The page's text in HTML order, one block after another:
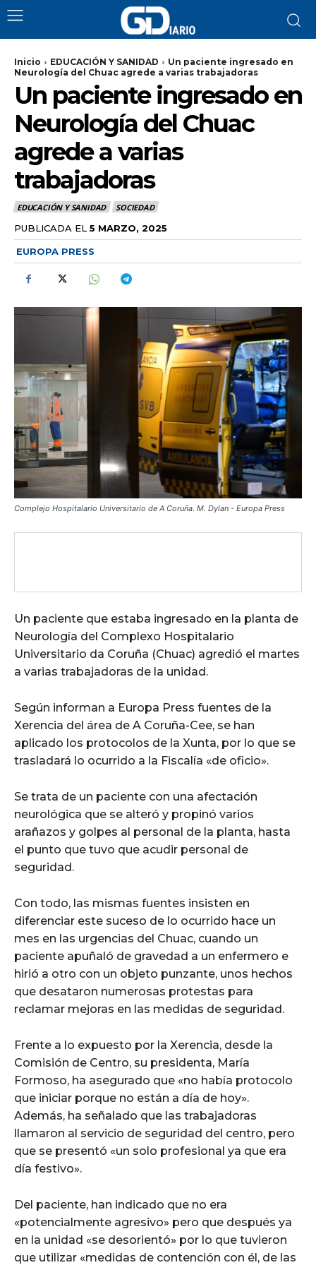
Inicio EDUCACIÓN Y SANIDAD
Un paciente ingresado en
Neurología del Chuac agrede a varias trabajadoras
Un paciente ingresado en
Neurología del Chuac
agrede a varias
trabajadoras
EDUCACIÓN Y SANIDAD SOCIEDAD
PUBLICADA EL 5 MARZO, 2025
EUROPA PRESS
Complejo Hospitalario Universitario de A Coruña. M. Dylan - Europa Press
Un paciente que estaba ingresado en la planta de
Neurología del Complexo Hospitalario
Universitario da Coruña (Chuac) agredió el martes
a varias trabajadoras de la unidad.
Según informan a Europa Press fuentes de la
Xerencia del área de A Coruña-Cee, se han
aplicado los protocolos de la Xunta, por lo que se
trasladará lo ocurrido a la Fiscalía «de oficio».
Se trata de un paciente con una afectación
neurológica que se alteró y propinó varios
arañazos y golpes al personal de la planta, hasta
el punto que tuvo que acudir personal de
seguridad.
Con todo, las mismas fuentes insisten en
diferenciar este suceso de lo ocurrido hace un
mes en las urgencias del Chuac, cuando un
paciente apuñaló de gravedad a un enfermero e
hirió a otro con un objeto punzante, unos hechos
que desataron numerosas protestas para
reclamar mejoras en las medidas de seguridad.
Frente a lo expuesto por la Xerencia, desde la
Comisión de Centro, su presidenta, María
Formoso, ha asegurado que «no había protocolo
que iniciar porque no están a día de hoy».
Además, ha señalado que las trabajadoras
llamaron al servicio de seguridad del centro, pero
que se presentó «un solo profesional ya que era
día festivo».
Del paciente, han indicado que no era
«potencialmente agresivo» pero que después ya
en la unidad «se desorientó» por lo que tuvieron
que utilizar «medidas de contención con él, de las